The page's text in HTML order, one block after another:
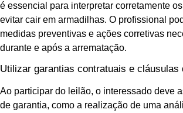
é essencial para interpretar corretamente
evitar cair em armadilhas. O profissional
medidas preventivas e ações corretivas
durante e após a arrematação.
Utilizar garantias contratuais e cláusulas
Ao participar do leilão, o interessado deve
de garantia, como a realização de uma